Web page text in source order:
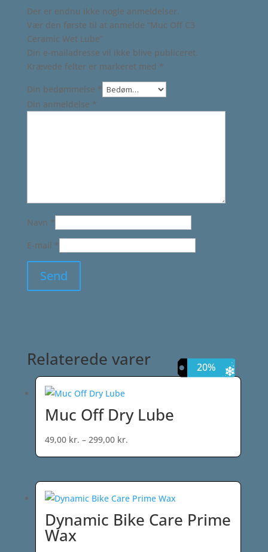
Der er endnu ikke nogle anmeldelser.
Vær den første til at anmelde “Muc Off C3
Ceramic Wet Lube”
Din e-mailadresse vil ikke blive publiceret.
Krævede felter er markeret med *
Din bedømmelse *
Din anmeldelse *
Navn *
E-mail *
Relaterede varer 17%
Muc Off Dry Lube
49,00 kr. – 299,00 kr.Prisinterval:
49,00 kr.
299,00 kr.
20%
Dynamic Bike Care Prime
Wax
20%